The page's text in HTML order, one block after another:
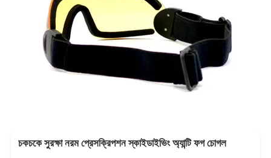
চকচকে সুরক্ষা নরম প্রেসক্রিপশন স্কাইডাইভিং অ্যান্টি ফগ চোগল